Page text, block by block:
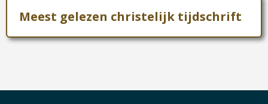
Meest gelezen christelijk tijdschrift